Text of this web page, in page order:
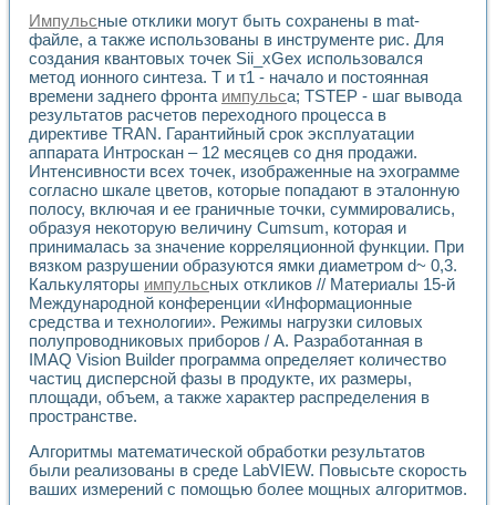
Разработка автоматизированного стенда для
Автоматизированный стенд рентгеновской диагностики
Высокочувствительные оптоэлектронные
Установка для измерения диэлектрических свойств
Исследование кинетики зарождения и развития
Лабораторный электрический импедансный томограф на
Микрозондовая система для характеризации
Метод траекторий в исследовании
Промышленная автоматизация
Автоматизация технологических процессов получения
Использование систем технического зрения для контроля
Исследование электромагнитных переходных процессов
Применение LabVIEW при разработке обучающих
Разработка виртуальных тренажеров путем
Система блокировок, сигнализации и защиты ускорителя
Система сбора данных и управления процессом
Управление температурой газовой среды специальной
Разработка программного обеспечения с
Использование технологий NATIONAL INSTRUMENTS
Оборудование для промышленной термотрансферной
Применение измерителя иммитанса для исследова¬ния
Исследование электромагнитных переходных процессов
Стенд для исследования электрических переходных
Импульсные отклики могут быть сохранены в mat-
файле, а также использованы в инструменте рис. Для
создания квантовых точек Sii_xGex использовался
метод ионного синтеза. T и τ1 - начало и постоянная
времени заднего фронта импульса; TSTEP - шаг вывода
результатов расчетов переходного процесса в
директиве TRAN. Гарантийный срок эксплуатации
аппарата Интроскан – 12 месяцев со дня продажи.
Интенсивности всех точек, изображенные на эхограмме
согласно шкале цветов, которые попадают в эталонную
полосу, включая и ее граничные точки, суммировались,
образуя некоторую величину Cumsum, которая и
принималась за значение корреляционной функции. При
вязком разрушении образуются ямки диаметром d~ 0,3.
Калькуляторы импульсных откликов // Материалы 15-й
Международной конференции «Информационные
средства и технологии». Режимы нагрузки силовых
полупроводниковых приборов / А. Разработанная в
IMAQ Vision Builder программа определяет количество
частиц дисперсной фазы в продукте, их размеры,
площади, объем, а также характер распределения в
пространстве.
Алгоритмы математической обработки результатов
были реализованы в среде LabVIEW. Повысьте скорость
ваших измерений с помощью более мощных алгоритмов.